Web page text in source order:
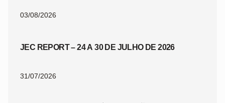
03/08/2026
JEC REPORT – 24 A 30 DE JULHO DE 2026
31/07/2026